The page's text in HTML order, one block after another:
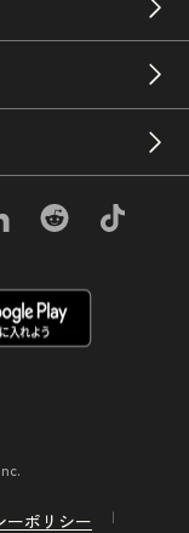
ーポリシー